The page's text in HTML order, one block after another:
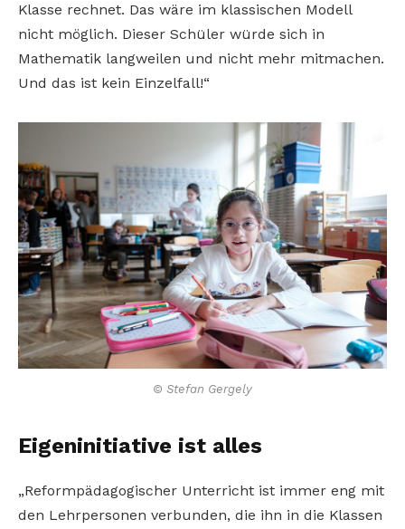
Klasse rechnet. Das wäre im klassischen Modell
nicht möglich. Dieser Schüler würde sich in
Mathematik langweilen und nicht mehr mitmachen.
Und das ist kein Einzelfall!“
© Stefan Gergely
Eigeninitiative ist alles
„Reformpädagogischer Unterricht ist immer eng mit
den Lehrpersonen verbunden, die ihn in die Klassen